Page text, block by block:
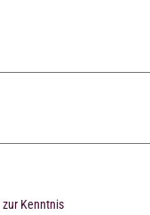
zur Kenntnis